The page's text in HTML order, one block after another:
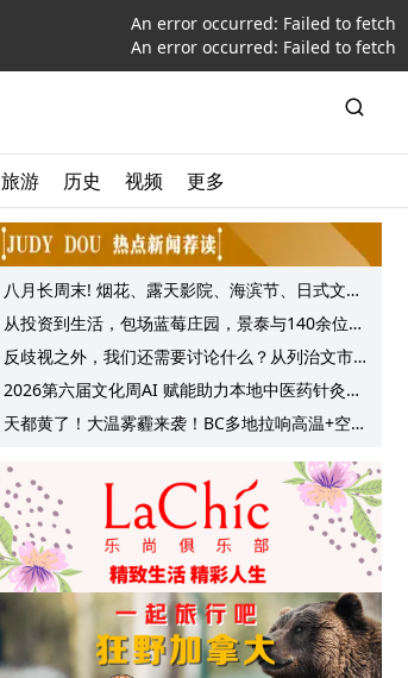
An error occurred: Failed to fetch
An error occurred: Failed to fetch
旅游 历史 视频 更多
八月长周末! 烟花、露天影院、海滨节、日式文化
节庆, 大温哥华各种精彩活动上线!
从投资到生活，包场蓝莓庄园，景泰与140余位客
户共享夏日”莓”好时光
反歧视之外，我们还需要讨论什么？从列治文市
议会一项动议谈起
2026第六届文化周AI 赋能助力本地中医药针灸服
务提质升级
天都黄了！大温雾霾来袭！BC多地拉响高温+空气